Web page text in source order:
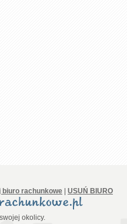
biuro rachunkowe USUŃ BIURO
okolicy.